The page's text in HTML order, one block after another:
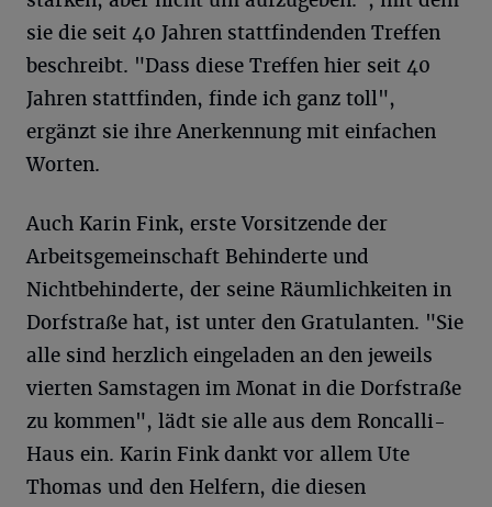
sie die seit 40 Jahren stattfindenden Treffen
beschreibt. "Dass diese Treffen hier seit 40
Jahren stattfinden, finde ich ganz toll",
ergänzt sie ihre Anerkennung mit einfachen
Worten.
Auch Karin Fink, erste Vorsitzende der
Arbeitsgemeinschaft Behinderte und
Nichtbehinderte, der seine Räumlichkeiten in
Dorfstraße hat, ist unter den Gratulanten. "Sie
alle sind herzlich eingeladen an den jeweils
vierten Samstagen im Monat in die Dorfstraße
zu kommen", lädt sie alle aus dem Roncalli-
Haus ein. Karin Fink dankt vor allem Ute
Thomas und den Helfern, die diesen